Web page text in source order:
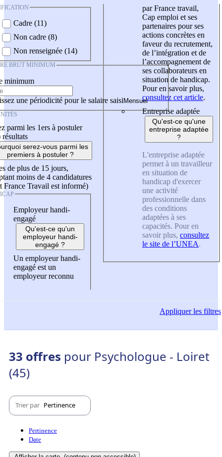
Cadre (11)
Non cadre (8)
Non renseignée (14)
BRUT MINIMUM
minimum
une périodicité pour le salaire saisi
parmi les 1ers à postuler
résultats
serez-vous parmi les
premiers à postuler ?
de plus de 15 jours,
moins de 4 candidatures
France Travail est informé)
Employeur handi-
engagé
Qu'est-ce qu'un
employeur handi-
engagé ?
Un employeur handi-
engagé est un
employeur reconnu
par France travail,
Cap emploi et ses
partenaires pour ses
actions concrètes en
faveur du recrutement,
de l’intégration et de
l’accompagnement de
ses collaborateurs en
situation de handicap.
Pour en savoir plus,
consultez cet article.
Entreprise adaptée
Qu'est-ce qu'une
entreprise adaptée
?
L'entreprise adaptée
permet à un travailleur
en situation de
handicap d'exercer
une activité
professionnelle dans
des conditions
adaptées à ses
capacités. Pour en
savoir plus, consultez
le site de l’UNEA.
Appliquerles filtres
33 offres pour Psychologue - Loiret
(45)
Trier par Pertinence
Pertinence
Date